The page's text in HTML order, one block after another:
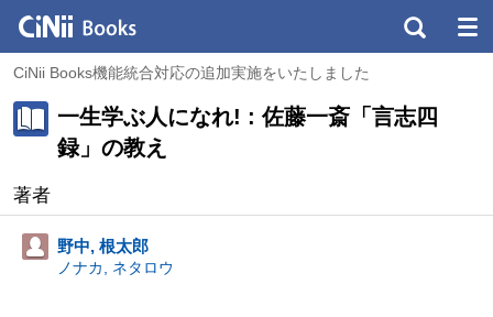
CiNii Books機能統合対応の追加実施をいたしました
一生学ぶ人になれ! : 佐藤一斎「言志四
録」の教え
著者
野中, 根太郎
ノナカ, ネタロウ